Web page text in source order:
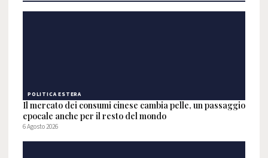
POLITICA ESTERA
Il mercato dei consumi cinese cambia pelle, un passaggio
epocale anche per il resto del mondo
6 Agosto 2026